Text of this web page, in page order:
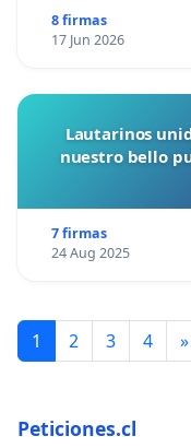
8 firmas
17 Jun 2026
Lautarinos
nuestro bello
7 firmas
24 Aug 2025
1 2 3 4 »
Peticiones.cl